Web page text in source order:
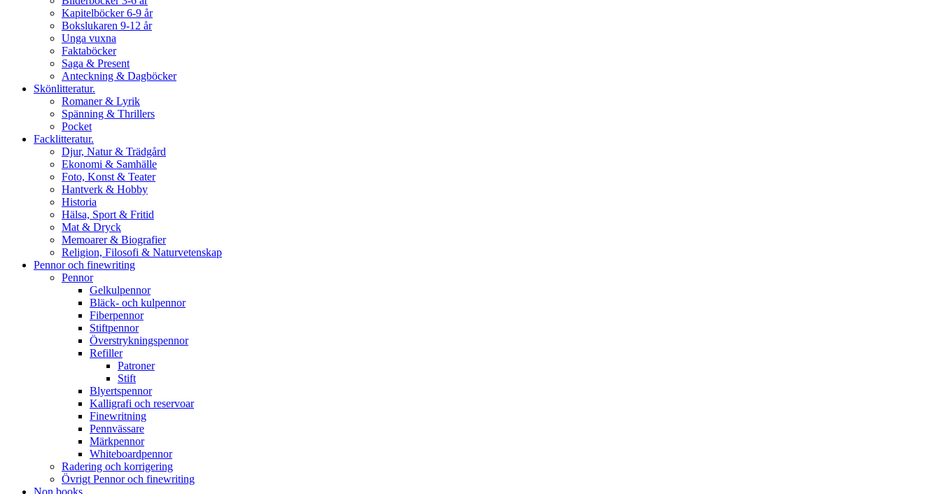
Kapitelböcker 6-9 år
Bokslukaren 9-12 år
Unga vuxna
Faktaböcker
Saga & Present
Anteckning & Dagböcker
Skönlitteratur.
Romaner & Lyrik
Spänning & Thrillers
Pocket
Facklitteratur.
Djur, Natur & Trädgård
Ekonomi & Samhälle
Foto, Konst & Teater
Hantverk & Hobby
Historia
Hälsa, Sport & Fritid
Mat & Dryck
Memoarer & Biografier
Religion, Filosofi & Naturvetenskap
Pennor och finewriting
Pennor
Gelkulpennor
Bläck- och kulpennor
Fiberpennor
Stiftpennor
Överstrykningspennor
Refiller
Patroner
Stift
Blyertspennor
Kalligrafi och reservoar
Finewritning
Pennvässare
Märkpennor
Whiteboardpennor
Radering och korrigering
Övrigt Pennor och finewriting
Non books